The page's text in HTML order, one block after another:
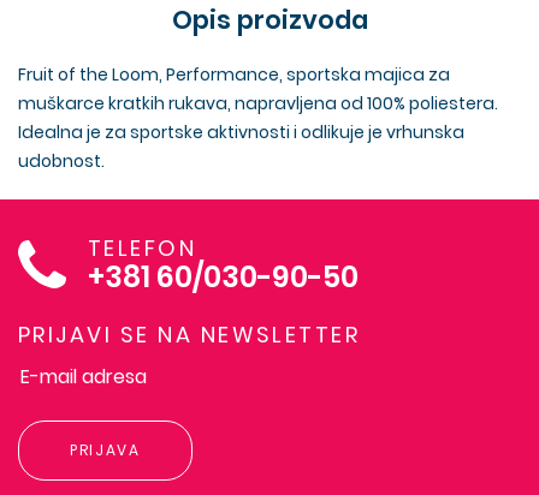
Opis proizvoda
Fruit of the Loom, Performance, sportska majica za
muškarce kratkih rukava, napravljena od 100% poliestera.
Idealna je za sportske aktivnosti i odlikuje je vrhunska
udobnost.
TELEFON
+381 60/030-90-50
PRIJAVI SE NA NEWSLETTER
PRIJAVA